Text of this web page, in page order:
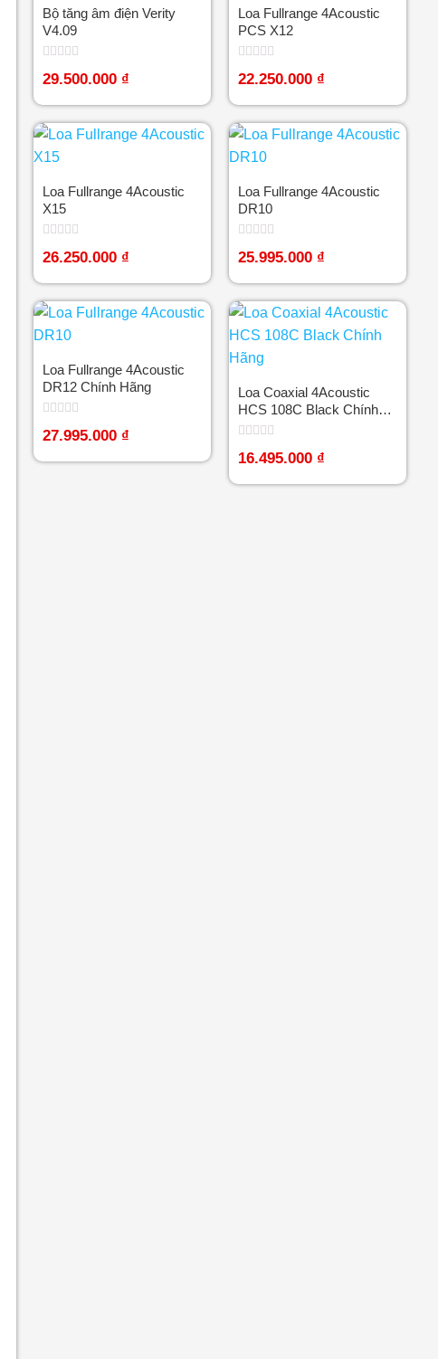
Bộ tăng âm điện Verity
V4.09
Được
xếp
0
5
sao
29.500.000 ₫
Loa Fullrange 4Acoustic
PCS X12
Được
xếp
0
5
sao
22.250.000 ₫
Loa Fullrange 4Acoustic
X15
Được
xếp
0
5
sao
26.250.000 ₫
Loa Fullrange 4Acoustic
DR10
Được
xếp
0
5
sao
25.995.000 ₫
Loa Fullrange 4Acoustic
DR12 Chính Hãng
Được
xếp
0
27.995.000 ₫
Loa Coaxial 4Acoustic
HCS 108C Black Chính
Hãng
Được
xếp
0
16.495.000 ₫